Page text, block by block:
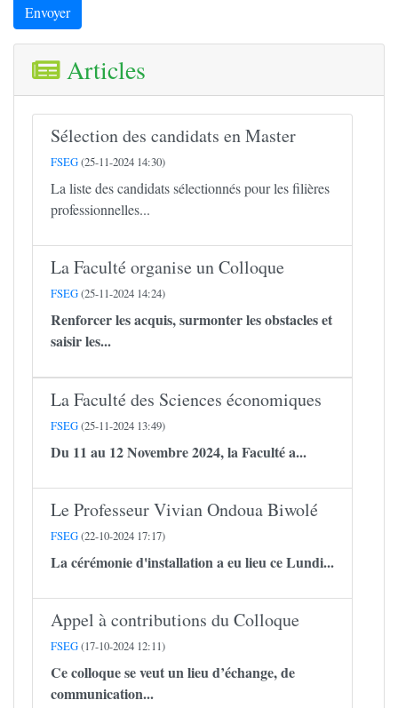
Envoyer
Articles
Sélection des candidats en Master
FSEG(25-11-2024 14:30)
La liste des candidats sélectionnés pour les filières
professionnelles...
La Faculté organise un Colloque
FSEG(25-11-2024 14:24)
Renforcer les acquis, surmonter les obstacles et
saisir les...
La Faculté des Sciences économiques
FSEG(25-11-2024 13:49)
Du 11 au 12 Novembre 2024, la Faculté a...
Le Professeur Vivian Ondoua Biwolé
FSEG(22-10-2024 17:17)
La cérémonie d'installation a eu lieu ce Lundi...
Appel à contributions du Colloque
FSEG(17-10-2024 12:11)
Ce colloque se veut un lieu d’échange, de
communication...